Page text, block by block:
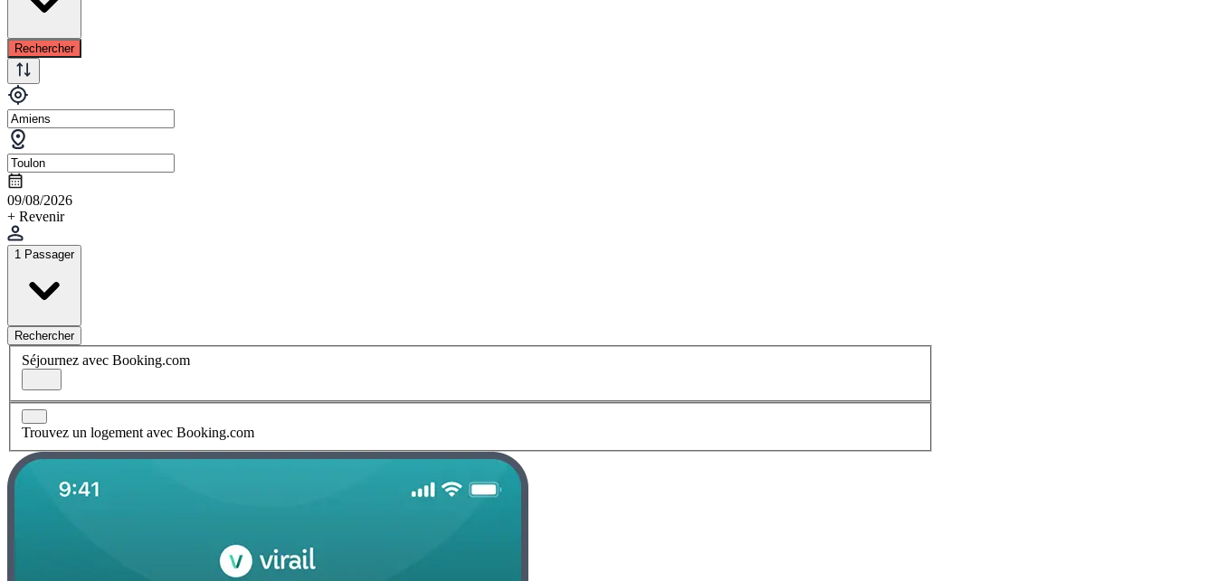
Rechercher
09/08/2026
+ Revenir
1 Passager
Rechercher
Séjournez avec Booking.com
Trouvez un logement avec Booking.com